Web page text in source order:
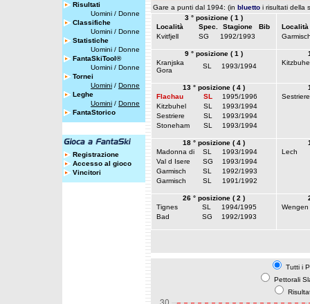
Risultati
Uomini / Donne
Classifiche
Uomini / Donne
Statistiche
Uomini / Donne
FantaSkiTool®
Uomini / Donne
Tornei
Uomini / Donne
Leghe
Uomini / Donne
FantaStorico
Registrazione
Accesso al gioco
Vincitori
Gare a punti dal 1994: (in bluetto i risultati della
3 ° posizione ( 1 )
Località
Spec. Stagione
Bib
Kvitfjell
SG 1992/1993
Località
9 ° posizione ( 1 )
Kranjska
Gora
SL 1993/1994
13 ° posizione ( 4 )
Flachau
SL
1995/1996
Kitzbuhel
SL
1993/1994
Sestriere
SL
1993/1994
Stoneham
SL 1993/1994
Sestriere
18 ° posizione ( 4 )
Madonna di
SL
1993/1994
Val d Isere
SG
1993/1994
Garmisch
SL
1992/1993
Garmisch
SL 1991/1992
Lech
26 ° posizione ( 2 )
Tignes
SL
1994/1995
Bad
SG 1992/1993
Wengen
Tutti i
Pettorali